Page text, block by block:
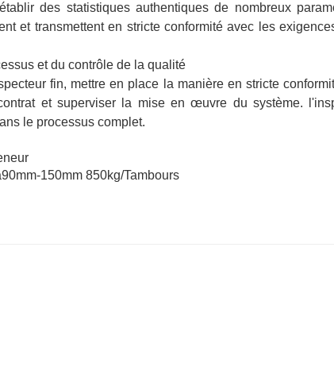
des statistiques authentiques de nombreux
et transmettent en stricte conformité avec les
et du contrôle de la qualité
fin, mettre en place la manière en stricte
et superviser la mise en œuvre du système.
le processus complet.
150mm 850kg/Tambours